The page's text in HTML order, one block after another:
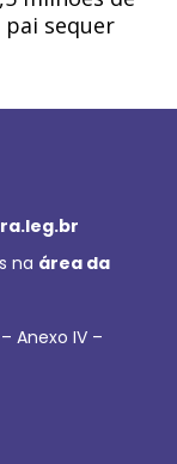
sequer
na área da
Anexo IV –